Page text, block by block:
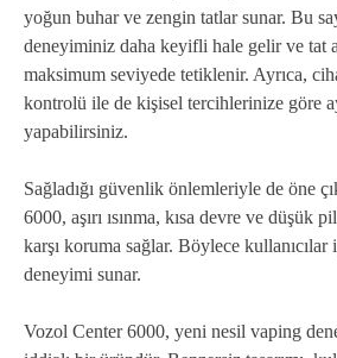
yoğun buhar ve zengin tatlar sunar. Bu
deneyiminiz daha keyifli hale gelir ve tat
maksimum seviyede tetiklenir. Ayrıca,
kontrolü ile de kişisel tercihlerinize göre
yapabilirsiniz.
Sağladığı güvenlik önlemleriyle de öne
6000, aşırı ısınma, kısa devre ve düşük
karşı koruma sağlar. Böylece
deneyimi sunar.
Vozol Center 6000, yeni nesil vaping